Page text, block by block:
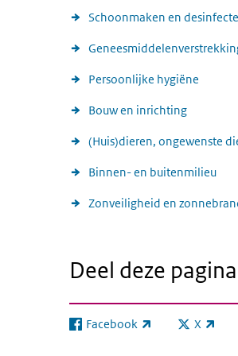
Schoonmaken en
Persoonlijke hygiëne
Bouw en inrichting
(Huis)dieren, ongewenste
Binnen- en buitenmilieu
Zonveiligheid en
Deel deze pagina
Facebook
(externe link) X
(externe